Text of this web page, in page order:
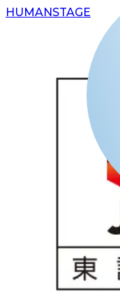
HUMANSTAGE